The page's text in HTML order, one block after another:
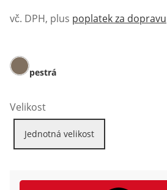
vč. DPH, plus poplatek za dopravu
pestrá
Velikost
Jednotná velikost